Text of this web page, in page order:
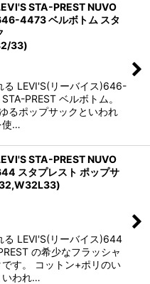
STA-PREST NUVO
4473 ベルボトム スタ
33)
る LEVI'S(リーバイス)646-
PREST ベルボトム。
るポップサックといわれ
使…
STA-PREST NUVO
スタプレスト ポップサ
る LEVI'S(リーバイス)644
の希少なフラッシャ
す。 コットン+ポリのい
いわれ…